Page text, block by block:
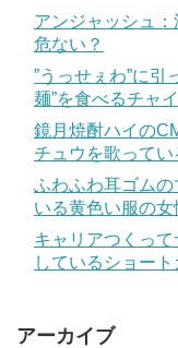
アンジャッシュ
危ない？
”うっせぇわ”に引
麺”を食べるチャ
鏡月焼酎ハイの
チュウを歌ってい
ふわふわ耳ゴム
いる黄色い服の
キャリアつくっ
しているショー
アーカイブ